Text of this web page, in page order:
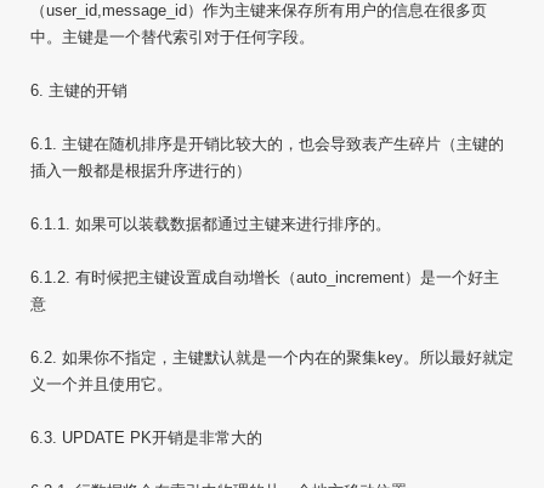
（user_id,message_id）作为主键来保存所有用户的信息在很多页
中。主键是一个替代索引对于任何字段。
6. 主键的开销
6.1. 主键在随机排序是开销比较大的，也会导致表产生碎片（主键的
插入一般都是根据升序进行的）
6.1.1. 如果可以装载数据都通过主键来进行排序的。
6.1.2. 有时候把主键设置成自动增长（auto_increment）是一个好主
意
6.2. 如果你不指定，主键默认就是一个内在的聚集key。所以最好就定
义一个并且使用它。
6.3. UPDATE PK开销是非常大的